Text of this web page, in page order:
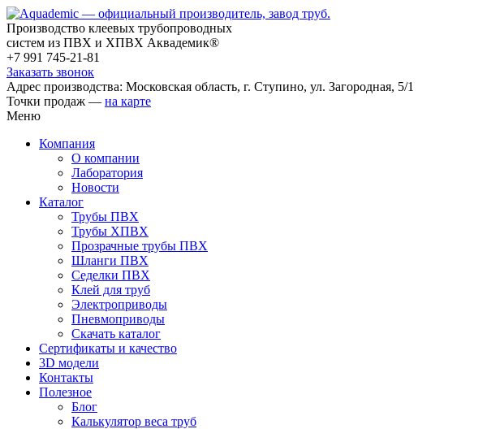
Производство клеевых трубопроводных
систем из ПВХ и ХПВХ Аквадемик®
+7 991 745-21-81
Заказать звонок
Адрес производства: Московская область, г. Ступино, ул. Загородная, 5/1
Точки продаж — на карте
Меню
Компания
О компании
Лаборатория
Новости
Каталог
Трубы ПВХ
Трубы ХПВХ
Прозрачные трубы ПВХ
Шланги ПВХ
Седелки ПВХ
Клей для труб
Электроприводы
Пневмоприводы
Скачать каталог
Сертификаты и качество
3D модели
Контакты
Полезное
Блог
Калькулятор веса труб